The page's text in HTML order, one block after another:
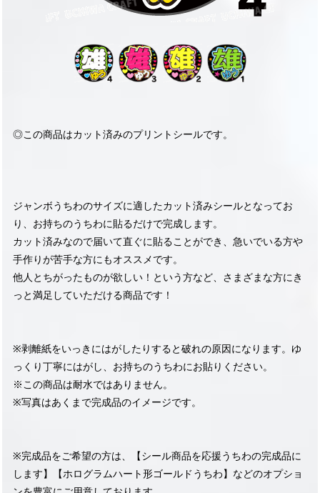
◎この商品はカット済みのプリントシールです。
ジャンボうちわのサイズに適したカット済みシールとなってお
り、お持ちのうちわに貼るだけで完成します。
カット済みなので届いて直ぐに貼ることができ、急いでいる方や
手作りが苦手な方にもオススメです。
他人とちがったものが欲しい！という方など、さまざまな方にき
っと満足していただける商品です！
※剥離紙をいっきにはがしたりすると破れの原因になります。ゆ
っくり丁寧にはがし、お持ちのうちわにお貼りください。
※この商品は耐水ではありません。
※写真はあくまで完成品のイメージです。
※完成品をご希望の方は、【シール商品を応援うちわの完成品に
します】【ホログラムハート形ゴールドうちわ】などのオプショ